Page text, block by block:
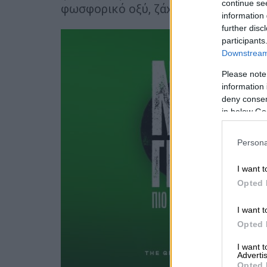
continue
information
further
Please
information
deny
in below
I want
Opted
I want
Opted
I want
φωσφορικό οξύ, ζάχαρη ή